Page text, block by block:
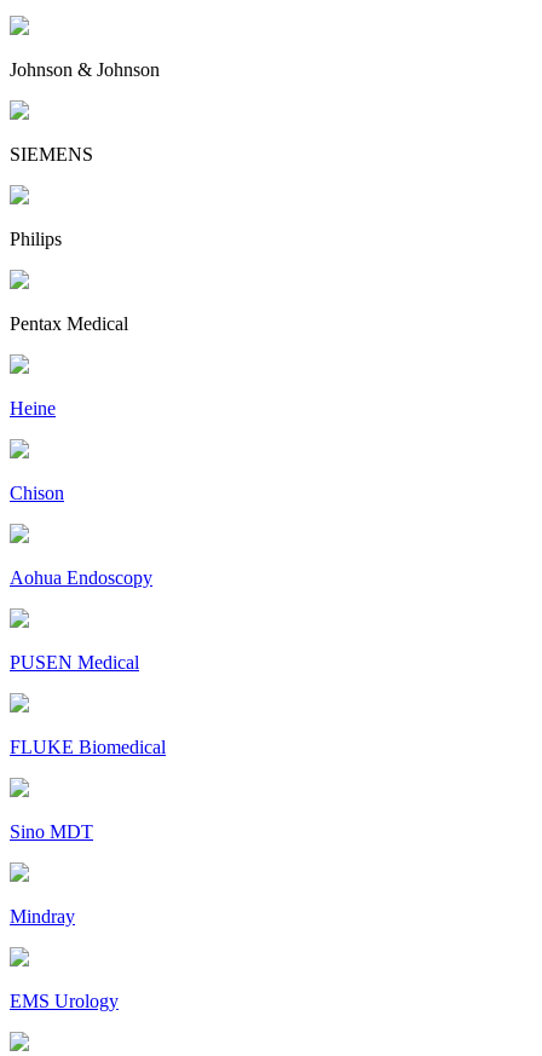
Johnson & Johnson
SIEMENS
Philips
Pentax Medical
Heine
Chison
Aohua Endoscopy
PUSEN Medical
FLUKE Biomedical
Sino MDT
Mindray
EMS Urology